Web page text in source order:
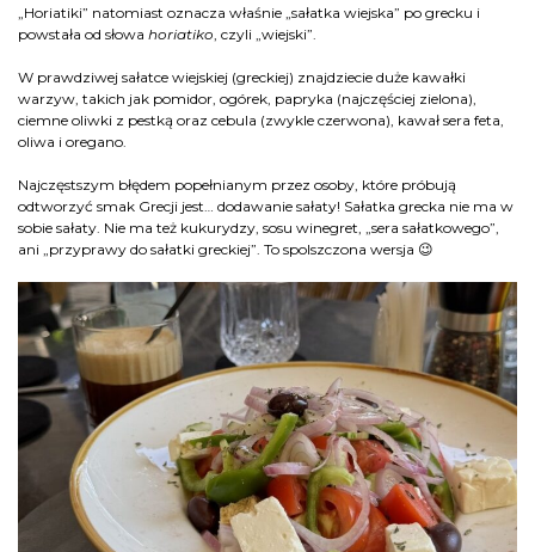
„Horiatiki” natomiast oznacza właśnie „sałatka wiejska” po grecku i
powstała od słowa horiatiko, czyli „wiejski”.
W prawdziwej sałatce wiejskiej (greckiej) znajdziecie duże kawałki
warzyw, takich jak pomidor, ogórek, papryka (najczęściej zielona),
ciemne oliwki z pestką oraz cebula (zwykle czerwona), kawał sera feta,
oliwa i oregano.
Najczęstszym błędem popełnianym przez osoby, które próbują
odtworzyć smak Grecji jest… dodawanie sałaty! Sałatka grecka nie ma w
sobie sałaty. Nie ma też kukurydzy, sosu winegret, „sera sałatkowego”,
ani „przyprawy do sałatki greckiej”. To spolszczona wersja 😉